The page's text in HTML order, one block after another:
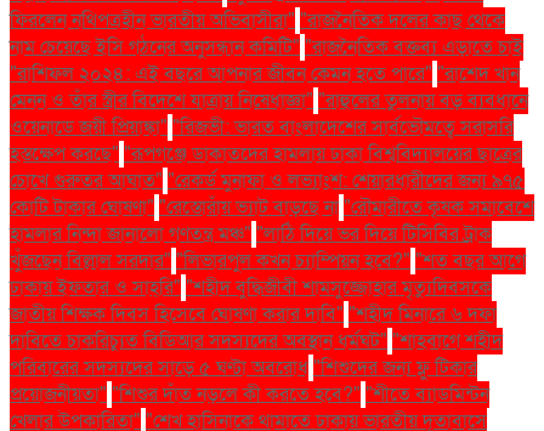
ফিরলেন নথিপত্রহীন ভারতীয় অভিবাসীরা" "রাজনৈতিক দলের কাছ থেকে
নাম চেয়েছে ইসি গঠনের অনুসন্ধান কমিটি" "রাজনৈতিক বক্তব্য এড়াতে চাই
"রাশিফল ২০২৪: এই বছরে আপনার জীবন কেমন হতে পারে" "রাশেদ খান
মেনন ও তাঁর স্ত্রীর বিদেশে যাত্রায় নিষেধাজ্ঞা" "রাহুলের তুলনায় বড় ব্যবধানে
ওয়েনাডে জয়ী প্রিয়াঙ্কা" "রিজভী: ভারত বাংলাদেশের সার্বভৌমত্বে সরাসরি
হস্তক্ষেপ করছে" "রূপগঞ্জে ডাকাতদের হামলায় ঢাকা বিশ্ববিদ্যালয়ের ছাত্রের
চোখে গুরুতর আঘাত" "রেকর্ড মুনাফা ও লভ্যাংশ: শেয়ারধারীদের জন্য ৯৭৫
কোটি টাকার ঘোষণা" "রেস্তোরাঁয় ভ্যাট বাড়ছে না"রৌমারীতে কৃষক সমাবেশে
হামলার নিন্দা জানালো গণতন্ত্র মঞ্চ" "লাঠি দিয়ে ভর দিয়ে টিসিবির ট্রাক
খুঁজছেন বিল্লাল সরদার" "লিভারপুল কখন চ্যাম্পিয়ন হবে?" "শত বছর আগে
ঢাকায় ইফতার ও সাহ্‌রি" "শহীদ বুদ্ধিজীবী শামসুজ্জোহার মৃত্যুদিবসকে
জাতীয় শিক্ষক দিবস হিসেবে ঘোষণা করার দাবি" "শহীদ মিনারে ৬ দফা
দাবিতে চাকরিচ্যুত বিডিআর সদস্যদের অবস্থান ধর্মঘট" "শাহবাগে শহীদ
পরিবারের সদস্যদের সাড়ে ৫ ঘণ্টা অবরোধ"শিশুদের জন্য ফ্লু টিকার
প্রয়োজনীয়তা" "শিশুর দাঁত নড়লে কী করতে হবে?" "শীতে ব্যাডমিন্টন
খেলার উপকারিতা" "শেখ হাসিনাকে থামাতে ঢাকায় ভারতীয় দূতাবাসে